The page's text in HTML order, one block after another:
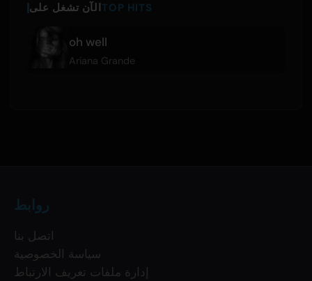
الآن تشغل علىTOP HITS
oh well
Ariana Grande
روابط
اتصل بنا
سياسة الخصوصية
إدارة ملفات تعريف الارتباط